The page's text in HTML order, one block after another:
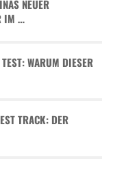
NEUER
IM …
WARUM DIESER
TRACK: DER